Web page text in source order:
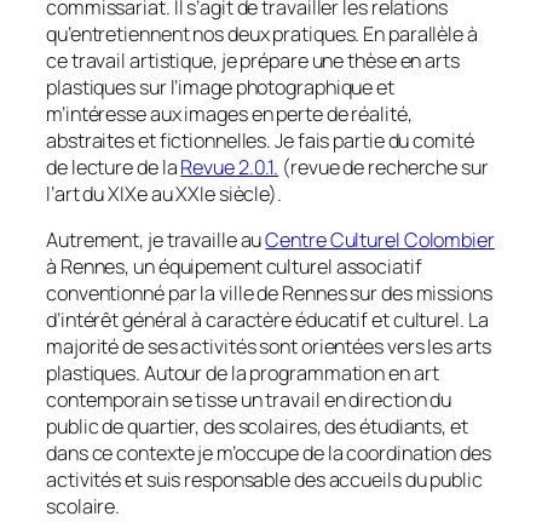
commissariat. Il s’agit de travailler les relations
qu’entretiennent nos deux pratiques. En parallèle à
ce travail artistique, je prépare une thèse en arts
plastiques sur l’image photographique et
m’intéresse aux images en perte de réalité,
abstraites et fictionnelles. Je fais partie du comité
de lecture de laRevue 2.0.1. (revue de recherche sur
l’art du XIXe au XXIe siècle).
Autrement, je travaille auCentre Culturel Colombier
à Rennes, un équipement culturel associatif
conventionné par la ville de Rennes sur des missions
d’intérêt général à caractère éducatif et culturel. La
majorité de ses activités sont orientées vers les arts
plastiques. Autour de la programmation en art
contemporain se tisse un travail en direction du
public de quartier, des scolaires, des étudiants, et
dans ce contexte je m’occupe de la coordination des
activités et suis responsable des accueils du public
scolaire.